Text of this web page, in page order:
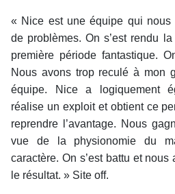
« Nice est une équipe qui nous
de problèmes. On s’est rendu
première période fantastique.
Nous avons trop reculé à mon
équipe. Nice a logiquement
réalise un exploit et obtient ce
reprendre l’avantage. Nous
vue de la physionomie du
caractère. On s’est battu et
le résultat. » Site off.